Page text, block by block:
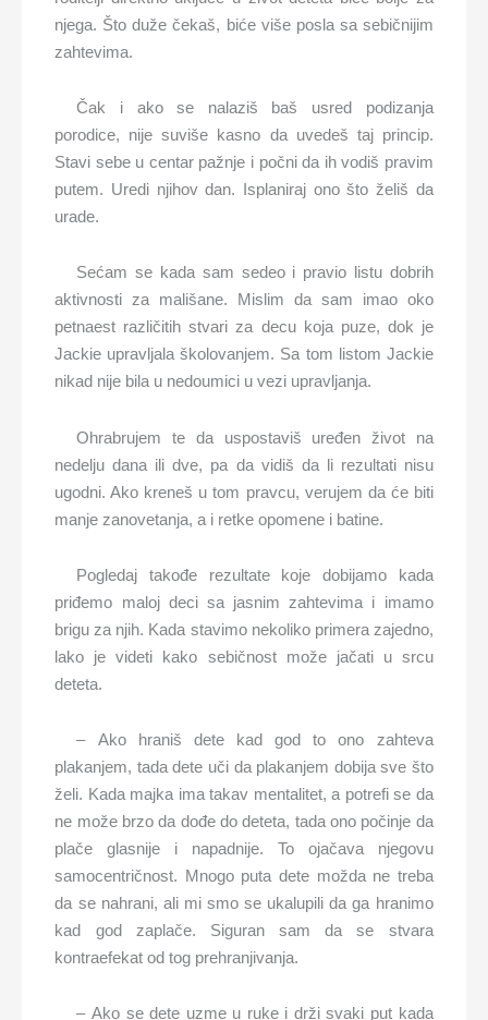
njega. Što duže čekaš, biće više posla sa sebičnijim
zahtevima.
Čak i ako se nalaziš baš usred podizanja
porodice, nije suviše kasno da uvedeš taj princip.
Stavi sebe u centar pažnje i počni da ih vodiš pravim
putem. Uredi njihov dan. Isplaniraj ono što želiš da
urade.
Sećam se kada sam sedeo i pravio listu dobrih
aktivnosti za mališane. Mislim da sam imao oko
petnaest različitih stvari za decu koja puze, dok je
Jackie upravljala školovanjem. Sa tom listom Jackie
nikad nije bila u nedoumici u vezi upravljanja.
Ohrabrujem te da uspostaviš uređen život na
nedelju dana ili dve, pa da vidiš da li rezultati nisu
ugodni. Ako kreneš u tom pravcu, verujem da će biti
manje zanovetanja, a i retke opomene i batine.
Pogledaj takođe rezultate koje dobijamo kada
priđemo maloj deci sa jasnim zahtevima i imamo
brigu za njih. Kada stavimo nekoliko primera zajedno,
lako je videti kako sebičnost može jačati u srcu
deteta.
– Ako hraniš dete kad god to ono zahteva
plakanjem, tada dete uči da plakanjem dobija sve što
želi. Kada majka ima takav mentalitet, a potrefi se da
ne može brzo da dođe do deteta, tada ono počinje da
plače glasnije i napadnije. To ojačava njegovu
samocentričnost. Mnogo puta dete možda ne treba
da se nahrani, ali mi smo se ukalupili da ga hranimo
kad god zaplače. Siguran sam da se stvara
kontraefekat od tog prehranjivanja.
– Ako se dete uzme u ruke i drži svaki put kada